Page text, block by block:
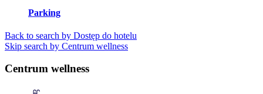
Parking
Back to search by Dostęp do hotelu
Skip search by Centrum wellness
Centrum wellness